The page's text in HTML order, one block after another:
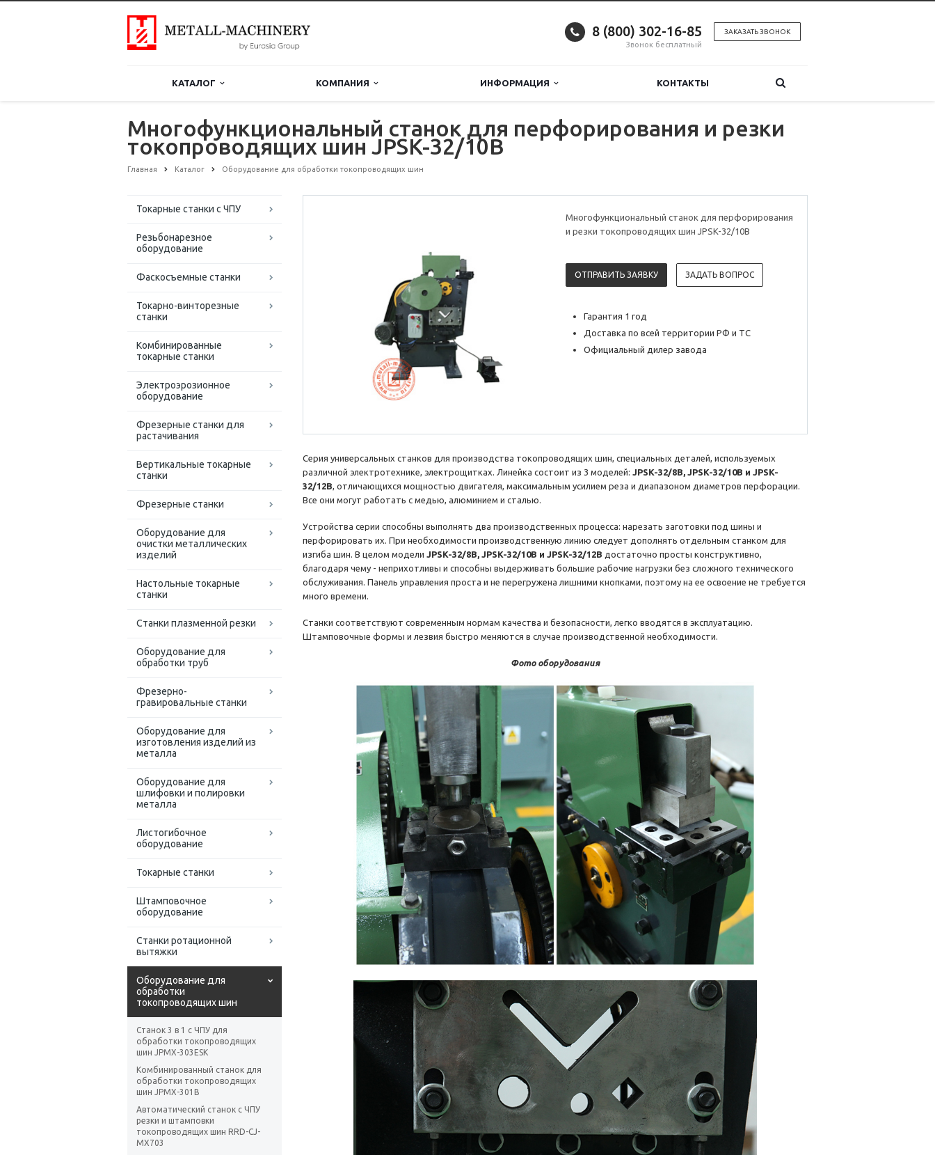
ЗАКАЗАТЬ ЗВОНОК
8 (800) 302-16-85
Звонок бесплатный
КАТАЛОГ КОМПАНИЯ ИНФОРМАЦИЯ КОНТАКТЫ
Многофункциональный станок для перфорирования и резки
токопроводящих шин JPSK-32/10B
Главная Каталог Оборудование для обработки токопроводящих шин
Токарные станки с ЧПУ
Резьбонарезное
оборудование
Фаскосъемные станки
Токарно-винторезные
станки
Комбинированные
токарные станки
Электроэрозионное
оборудование
Фрезерные станки для
растачивания
Вертикальные токарные
станки
Фрезерные станки
Оборудование для
очистки металлических
изделий
Настольные токарные
станки
Станки плазменной резки
Оборудование для
обработки труб
Фрезерно-
гравировальные станки
Оборудование для
изготовления изделий из
металла
Оборудование для
шлифовки и полировки
металла
Листогибочное
оборудование
Токарные станки
Штамповочное
оборудование
Станки ротационной
вытяжки
Оборудование для
обработки
токопроводящих шин
Станок 3 в 1 с ЧПУ для
обработки токопроводящих
шин JPMX-303ESK
Комбинированный станок для
обработки токопроводящих
шин JPMX-301B
Автоматический станок с ЧПУ
резки и штамповки
токопроводящих шин RRD-CJ-
MX703
Многофункциональный станок для перфорирования
и резки токопроводящих шин JPSK-32/10B
ОТПРАВИТЬ ЗАЯВКУ ЗАДАТЬ ВОПРОС
Гарантия 1 год
Доставка по всей территории РФ и ТС
Официальный дилер завода
Серия универсальных станков для производства токопроводящих шин, специальных деталей, используемых
различной электротехнике, электрощитках. Линейка состоит из 3 моделей: JPSK-32/8B, JPSK-32/10B и JPSK-
32/12B, отличающихся мощностью двигателя, максимальным усилием реза и диапазоном диаметров перфорации.
Все они могут работать с медью, алюминием и сталью.
Устройства серии способны выполнять два производственных процесса: нарезать заготовки под шины и
перфорировать их. При необходимости производственную линию следует дополнять отдельным станком для
изгиба шин. В целом модели JPSK-32/8B, JPSK-32/10B и JPSK-32/12B достаточно просты конструктивно,
благодаря чему - неприхотливы и способны выдерживать большие рабочие нагрузки без сложного технического
обслуживания. Панель управления проста и не перегружена лишними кнопками, поэтому на ее освоение не требуется
много времени.
Станки соответствуют современным нормам качества и безопасности, легко вводятся в эксплуатацию.
Штамповочные формы и лезвия быстро меняются в случае производственной необходимости.
Фото оборудования